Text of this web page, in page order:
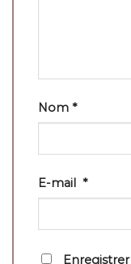
Nom *
E-mail *